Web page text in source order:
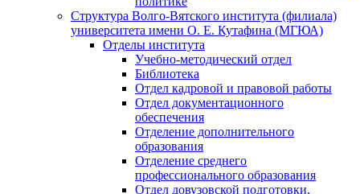
Структура Волго-Вятского института (филиала)
университета имени О. Е. Кутафина (МГЮА)
Отделы института
Учебно-методический отдел
Библиотека
Отдел кадровой и правовой работы
Отдел документационного
обеспечения
Отделение дополнительного
образования
Отделение среднего
профессионального образования
Отдел довузовской подготовки,